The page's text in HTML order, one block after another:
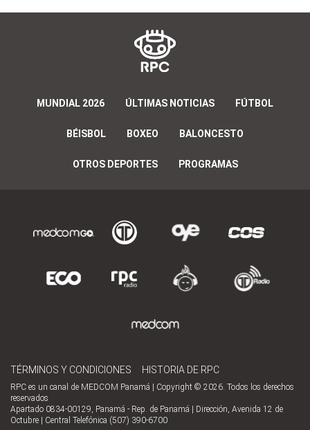
MUNDIAL 2026 ÚLTIMAS NOTICIAS FÚTBOL
BÉISBOL BOXEO BALONCESTO
OTROS DEPORTES PROGRAMAS
TÉRMINOS Y CONDICIONES HISTORIA DE RPC
RPC es un canal de MEDCOM Panamá | Copyright © 2026. Todos los derechos
reservados
Apartado 0834-00129, Panamá - Rep. de Panamá | Dirección, Avenida 12 de
Octubre | Central Telefónica (507) 390-6700